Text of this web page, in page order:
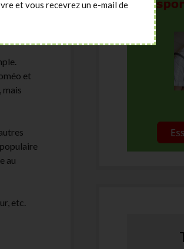
et
mais
au
etc.
et vous recevrez un e-mail de